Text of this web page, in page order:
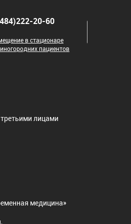
20-60
в стационаре
пациентов
лицами
медицина»